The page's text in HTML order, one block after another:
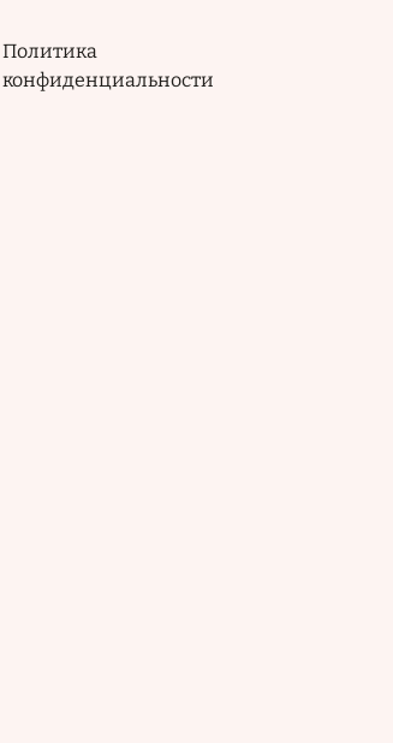
Политика
конфиденциальности